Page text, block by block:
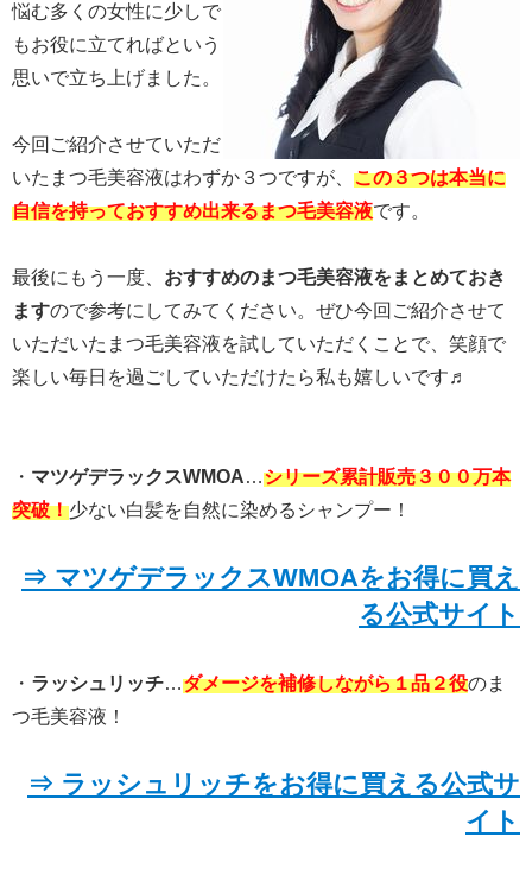
悩む多くの女性に少しで
もお役に立てればという
思いで立ち上げました。
今回ご紹介させていただ
いたまつ毛美容液はわずか３つですが、 この３つは本当に
自信を持っておすすめ出来るまつ毛美容液です。
最後にもう一度、 おすすめのまつ毛美容液をまとめておき
ますので参考にしてみてください。ぜひ今回ご紹介させて
いただいたまつ毛美容液を試していただくことで、笑顔で
楽しい毎日を過ごしていただけたら私も嬉しいです♬
・ マツゲデラックスWMOA…シリーズ累計販売３００万本
突破！少ない白髪を自然に染めるシャンプー！
⇒ マツゲデラックスWMOAをお得に買え
る公式サイト
・ ラッシュリッチ…ダメージを補修しながら１品２役のま
つ毛美容液！
⇒ ラッシュリッチをお得に買える公式サ
イト